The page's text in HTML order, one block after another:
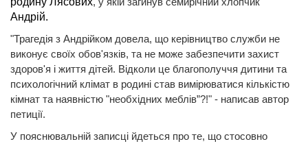
Андрій.
"Трагедія з Андрійком довела, що керівництво служби не
виконує своїх обов'язків, та не може забезпечити захист
здоров'я і життя дітей. Відколи це благополуччя дитини та
психологічний клімат в родині став вимірюватися кількістю
кімнат та наявністю "необхідних меблів”?!" - написав автор
петиції.
У пояснювальній записці йдеться про те, що стосовно